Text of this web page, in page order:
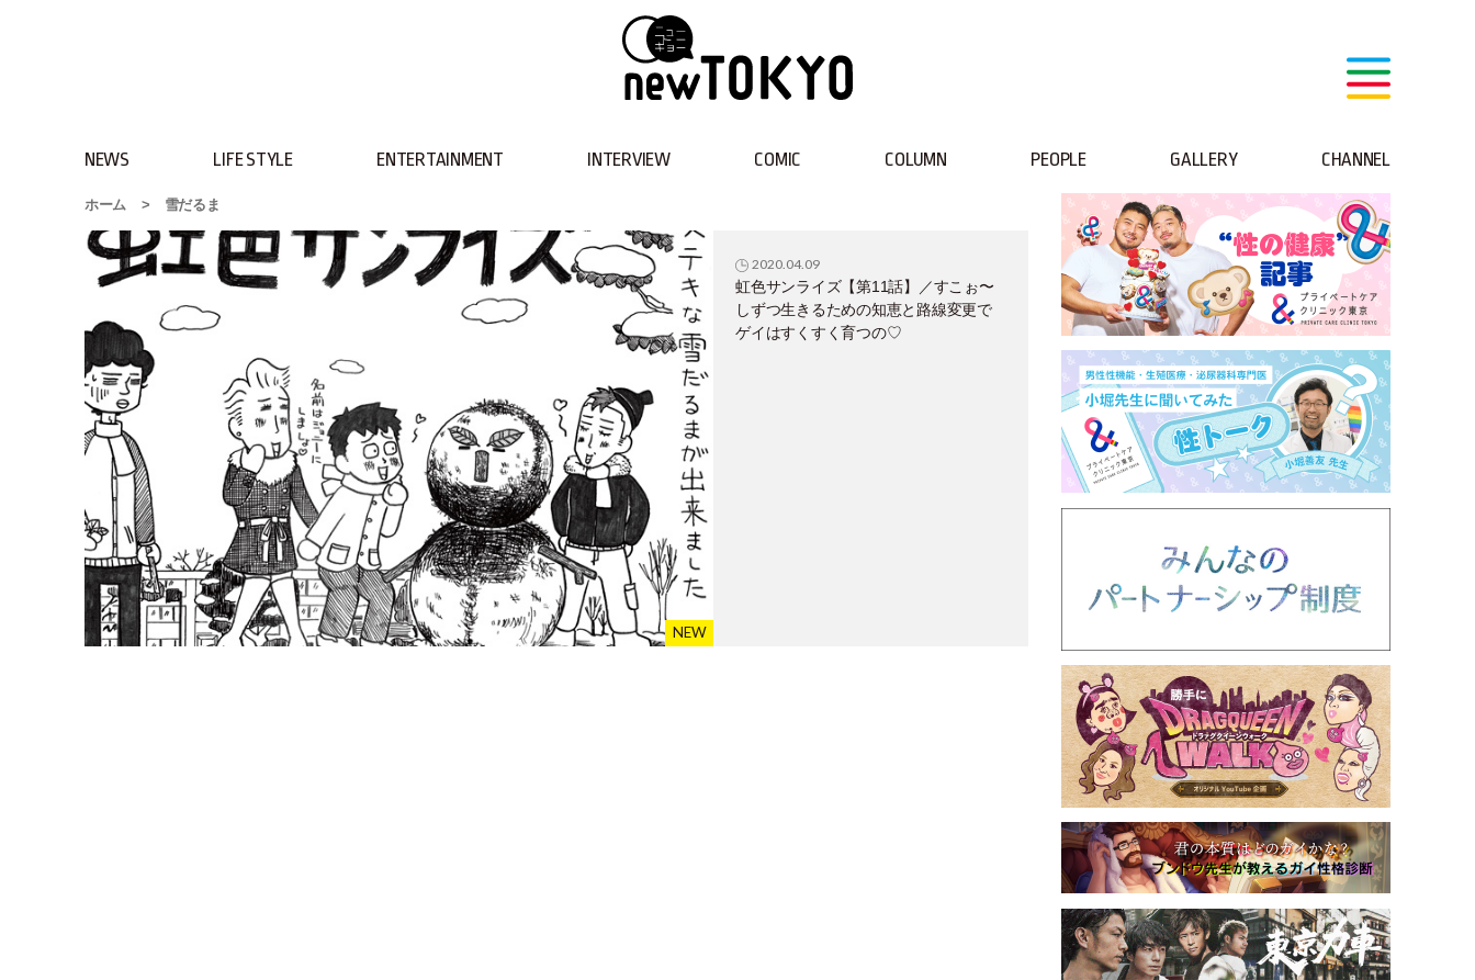
NEWS LIFE STYLE ENTERTAINMENT INTERVIEW COMIC COLUMN PEOPLE GALLERY CHANNEL
ホーム > 雪だるま
2020.04.09
虹色サンライズ【第11話】／すこぉ〜
しずつ生きるための知恵と路線変更で
ゲイはすくすく育つの♡